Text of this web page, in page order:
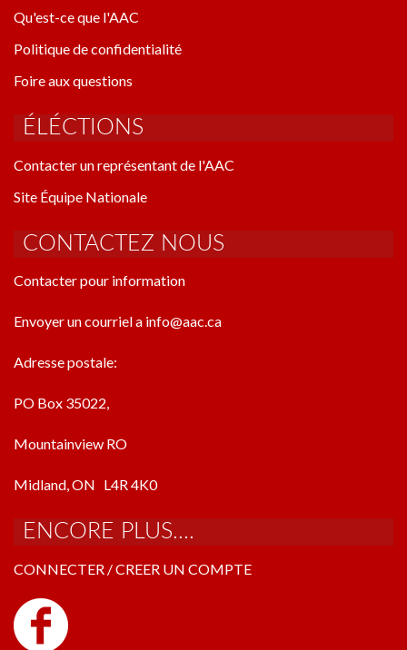
Qu'est-ce que l'AAC
Politique de confidentialité
Foire aux questions
ÉLÉCTIONS
Contacter un représentant de l'AAC
Site Équipe Nationale
CONTACTEZ NOUS
Contacter pour information
Envoyer un courriel a info@aac.ca
Adresse postale:
PO Box 35022,
Mountainview RO
Midland, ON L4R 4K0
ENCORE PLUS....
CONNECTER / CREER UN COMPTE